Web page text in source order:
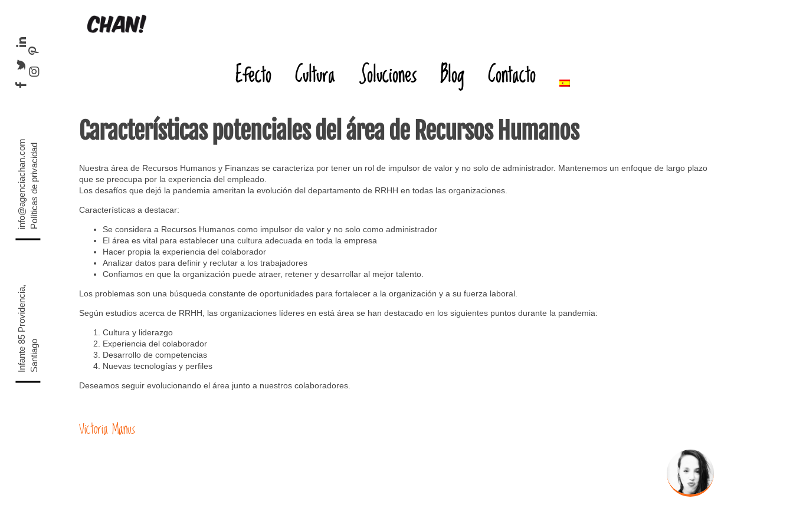
Efecto Cultura Soluciones Blog Contacto
Características potenciales del área de Recursos Humanos
Nuestra área de Recursos Humanos y Finanzas se caracteriza por tener un rol de impulsor de valor y no solo de administrador. Mantenemos un enfoque de largo plazo
que se preocupa por la experiencia del empleado.
Los desafíos que dejó la pandemia ameritan la evolución del departamento de RRHH en todas las organizaciones.
Características a destacar:
Se considera a Recursos Humanos como impulsor de valor y no solo como administrador
El área es vital para establecer una cultura adecuada en toda la empresa
Hacer propia la experiencia del colaborador
Analizar datos para definir y reclutar a los trabajadores
Confiamos en que la organización puede atraer, retener y desarrollar al mejor talento.
Los problemas son una búsqueda constante de oportunidades para fortalecer a la organización y a su fuerza laboral.
Según estudios acerca de RRHH, las organizaciones líderes en está área se han destacado en los siguientes puntos durante la pandemia:
Cultura y liderazgo
Experiencia del colaborador
Desarrollo de competencias
Nuevas tecnologías y perfiles
Deseamos seguir evolucionando el área junto a nuestros colaboradores.
Victoria Manus
I
n
f
a
n
t
e8
5
P
r
o
v
i
d
e
n
c
i
a
,
S
a
n
t
i
a
go
info@agenciachan.comPolíticas de privacidad